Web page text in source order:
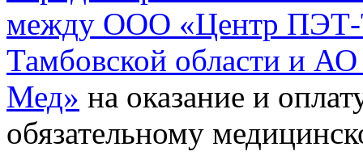
между ООО «Центр
Тамбовской области и
Мед» на оказание и
обязательному